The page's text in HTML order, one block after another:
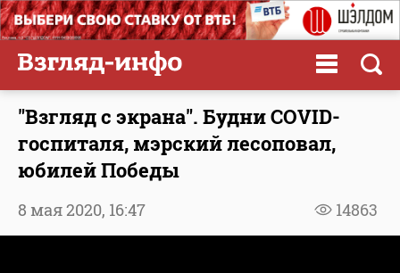
"Взгляд с экрана". Будни COVID-
госпиталя, мэрский лесоповал,
юбилей Победы
14863
8 мая 2020, 16:47